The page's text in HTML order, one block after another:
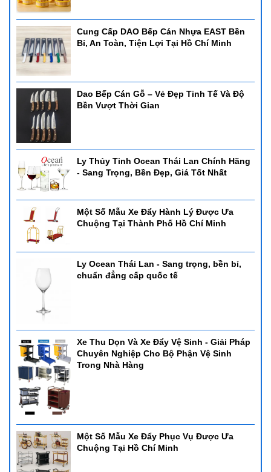
Cung Cấp DAO Bếp Cán Nhựa EAST Bền
Bỉ, An Toàn, Tiện Lợi Tại Hồ Chí Minh
Dao Bếp Cán Gỗ – Vẻ Đẹp Tinh Tế Và Độ
Bền Vượt Thời Gian
Ly Thủy Tinh Ocean Thái Lan Chính Hãng
- Sang Trọng, Bền Đẹp, Giá Tốt Nhất
Một Số Mẫu Xe Đẩy Hành Lý Được Ưa
Chuộng Tại Thành Phố Hồ Chí Minh
Ly Ocean Thái Lan - Sang trọng, bền bỉ,
chuẩn đẳng cấp quốc tế
Xe Thu Dọn Và Xe Đẩy Vệ Sinh - Giải Pháp
Chuyên Nghiệp Cho Bộ Phận Vệ Sinh
Trong Nhà Hàng
Một Số Mẫu Xe Đẩy Phục Vụ Được Ưa
Chuộng Tại Hồ Chí Minh